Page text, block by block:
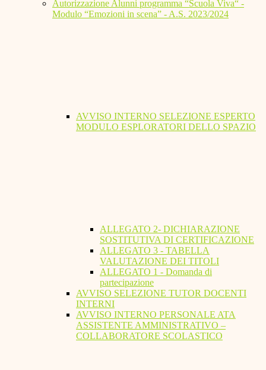
Autorizzazione Alunni programma “Scuola Viva“ -
Modulo “Emozioni in scena” - A.S. 2023/2024
AVVISO INTERNO SELEZIONE ESPERTO
MODULO ESPLORATORI DELLO SPAZIO
ALLEGATO 2- DICHIARAZIONE
SOSTITUTIVA DI CERTIFICAZIONE
ALLEGATO 3 - TABELLA
VALUTAZIONE DEI TITOLI
ALLEGATO 1 - Domanda di
partecipazione
AVVISO SELEZIONE TUTOR DOCENTI
INTERNI
AVVISO INTERNO PERSONALE ATA
ASSISTENTE AMMINISTRATIVO –
COLLABORATORE SCOLASTICO